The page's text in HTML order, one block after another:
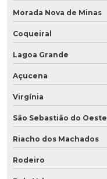
Morada Nova de Minas
Coqueiral
Lagoa Grande
Açucena
Virgínia
São Sebastião do Oeste
Riacho dos Machados
Rodeiro